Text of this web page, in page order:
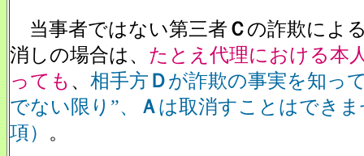
当事者ではない第三者 Ｃの詐欺によ
消しの場合は、 たとえ代理における本
っても 、 相手方 Ｄが詐欺の事実を知っ
でない限り”、
Ａは取消すことはできま
項） 。